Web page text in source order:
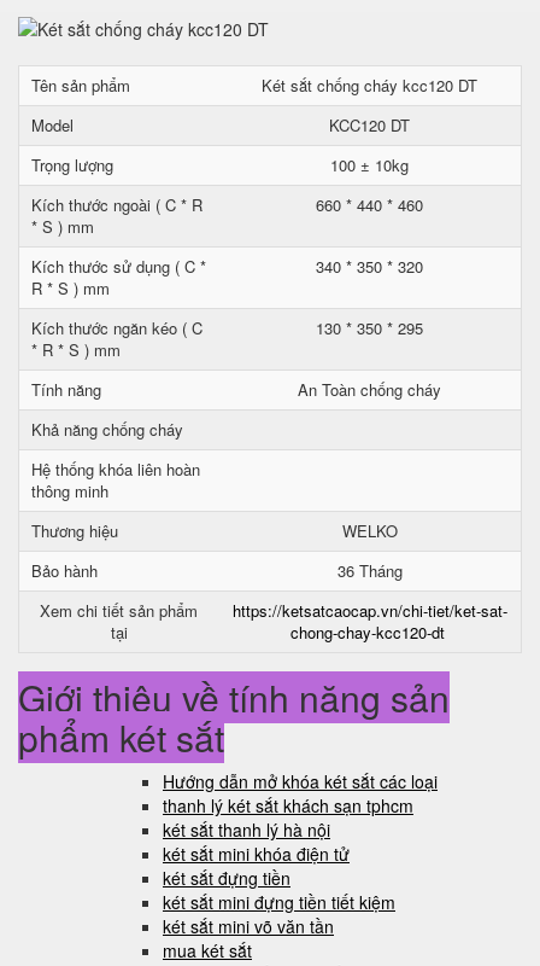
Tên sản phẩm
Két sắt chống cháy kcc120 DT
Model
KCC120 DT
Trọng lượng
100 ± 10kg
Kích thước ngoài ( C * R
* S ) mm
660 * 440 * 460
Kích thước sử dụng ( C *
R * S ) mm
340 * 350 * 320
Kích thước ngăn kéo ( C
* R * S ) mm
130 * 350 * 295
Tính năng
An Toàn chống cháy
Khả năng chống cháy
Hệ thống khóa liên hoàn
thông minh
Thương hiệu
WELKO
Bảo hành
36 Tháng
Xem chi tiết sản phẩm
tại
https://ketsatcaocap.vn/chi-tiet/ket-sat-
chong-chay-kcc120-dt
Giới thiệu về tính năng sản
phẩm két sắt
Hướng dẫn mở khóa két sắt các loại
thanh lý két sắt khách sạn tphcm
két sắt thanh lý hà nội
két sắt mini khóa điện tử
két sắt đựng tiền
két sắt mini đựng tiền tiết kiệm
két sắt mini võ văn tần
mua két sắt